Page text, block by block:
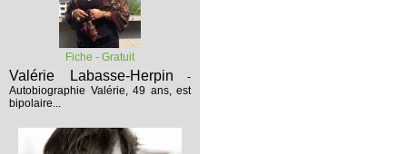
Fiche - Gratuit
Valérie Labasse-Herpin -
Autobiographie Valérie, 49 ans, est
bipolaire...